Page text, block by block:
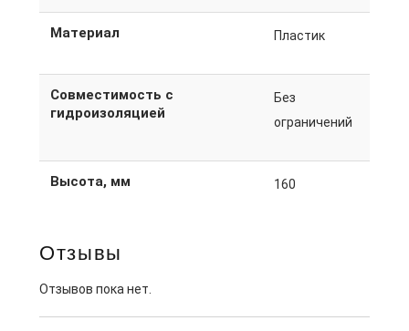
Материал Пластик
Совместимость с
гидроизоляцией
Без
ограничений
Высота, мм 160
Отзывы
Отзывов пока нет.